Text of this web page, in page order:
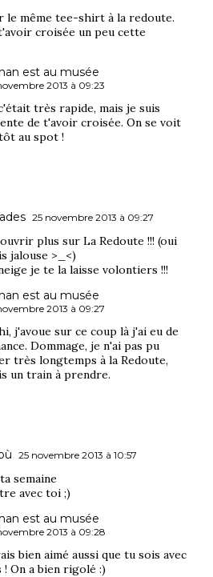
le même tee-shirt à la redoute.
croisée un peu cette
est au musée
2013 à 09:23
très rapide, mais je suis
de t'avoir croisée. On se voit
au spot !
25 novembre 2013 à 09:27
plus sur La Redoute !!! (oui
jalouse >_<)
je te la laisse volontiers !!!
est au musée
2013 à 09:27
j'avoue sur ce coup là j'ai eu de
Dommage, je n'ai pas pu
très longtemps à la Redoute,
un train à prendre.
25 novembre 2013 à 10:57
semaine
avec toi ;)
est au musée
2013 à 09:28
bien aimé aussi que tu sois avec
! On a bien rigolé :)